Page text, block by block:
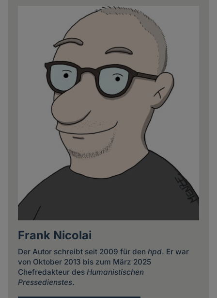
Frank Nicolai
Der Autor schreibt seit 2009 für den hpd. Er war
von Oktober 2013 bis zum März 2025
Chefredakteur des Humanistischen
Pressedienstes.